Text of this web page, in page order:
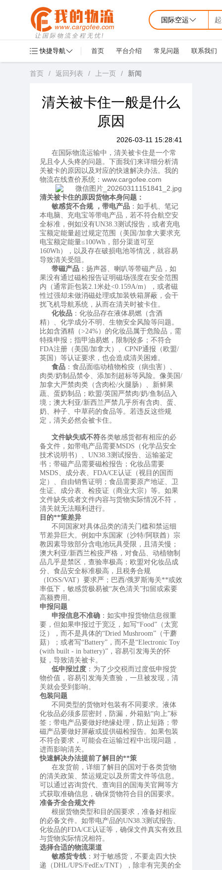
让国际物流全程无忧!
国际空运
快捷导航 首页 平台介绍 常见问题 联系我们
首页 / 返回列表 / 上一页 / 新闻
清关被卡住一般是什么
原因
2026-03-11 15:28:41
在国际物流运输中，清关被卡住是一个常
见且令人头疼的问题。下面我们来详细分析清
关被卡的原因以及对应的快速解决办法。 我的
物流在线查价系统：www.cargofee.com
清关被卡住的原因货物本身问题：
敏感货不合规 ， 带电产品 ：如手机、笔记
本电脑、充电宝等带电产品，若不符合航空安
全标准，例如没有UN38.3测试报告，或者充电
宝额定能量超过规定范围（美国/加拿大要求充
电宝额定能量≤100Wh，部分渠道可至
160Wh），以及存在破损电池等情况，就容易
导致清关受阻。
带磁产品 ：扬声器、喇叭等带磁产品，如
果没有通过磁检报告证明磁场强度在安全范围
内（通常距包装2.1米处<0.159A/m），或者磁
性过强却未做消磁处理或加装铁箱屏蔽，会干
扰飞机导航系统，从而在清关时被卡住。
化妆品 ：化妆品存在液体易燃（含酒
精）、化学成分不明、生物安全风险等问题。
比如含酒精（>24%）的化妆品属于危险品，需
特殊申报；指甲油易燃，限制较多；不符合
FDA注册（美国/加拿大）、CPNP通报（欧盟/
英国）等认证要求，也会造成清关困难。
食品 ：食品面临动植物检疫（病虫害）、
肉类/奶制品禁令、添加剂超标等风险。像美国/
加拿大严禁肉类（含肉松/火腿肠）、新鲜果
蔬、蛋奶制品；欧盟/英国严禁肉/奶/鱼制品入
境；澳大利亚/新西兰严禁几乎所有含肉、蛋、
奶、种子、中草药的食品等。若违反这些规
定，清关必然会被卡住。
文件缺失或不符各类敏感货都有相应的必
备文件，如带电产品需要MSDS（化学品安全
技术说明书）、UN38.3测试报告、运输鉴定
书；带磁产品需要磁检报告；化妆品需要
MSDS、成分表、FDA/CE认证（视目的国而
定）、自由销售证明；食品需要原产地证、卫
生证、成分表、检疫证（商业大宗）等。如果
文件缺失或者文件内容与货物实际情况不符，
清关就无法顺利进行。
目的**策差异
不同国家对具体品类的清关门槛和禁运细
节差异巨大。例如中东国家（沙特/阿联酋）宗
教因素导致部分含电池玩具受限，且清关慢；
澳大利亚/新西兰检疫严格，对食品、动植物制
品几乎是禁区，查验率极高；欧盟对化妆品成
分、食品安全标准极高，且税务合规
（IOSS/VAT）要求严；巴西/俄罗斯海关**或效
率低下，敏感货极易被“灰色清关”扣留或索要
高额费用。
申报问题
申报信息不准确 ：如实申报货物信息很重
要，但如果申报过于宽泛，如写“Food”（太宽
泛），而不是具体的“Dried Mushroom”（干蘑
菇）；或者写“Battery”，而不是“Electronic Toy
(with built - in battery)”，容易引发海关的怀
疑，导致清关被卡。
低申报过度 ：为了少交税而过度低申报货
物价值，容易引发海关查验，一旦被发现，清
关就会受到影响。
包装问题
不同类型的货物对包装有不同要求。液体
化妆品必须多层密封，防漏，外箱贴“向上”标
签；带电产品要做好绝缘处理，防止短路；带
磁产品要做好屏蔽或提供磁检报告。如果包装
不符合要求，可能会在运输过程中出现问题，
进而影响清关。
快速解决办法提前了解目的**策
在发货前，详细了解目的国对于各类货物
的清关政策、禁运规定以及所需文件等信息。
可以通过咨询货代、查询目的国海关官网等方
式获取准确信息，确保货物符合目的国要求。
准备齐全合规文件
根据货物类型和目的国要求，准备好相应
的必备文件。如带电产品的UN38.3测试报告、
化妆品的FDA/CE认证等，确保文件真实有效且
与货物实际情况相符。
选择合适的物流渠道
敏感货专线 ：对于敏感货，不要走四大快
递（DHL/UPS/FedEx/TNT），除非有完美的全